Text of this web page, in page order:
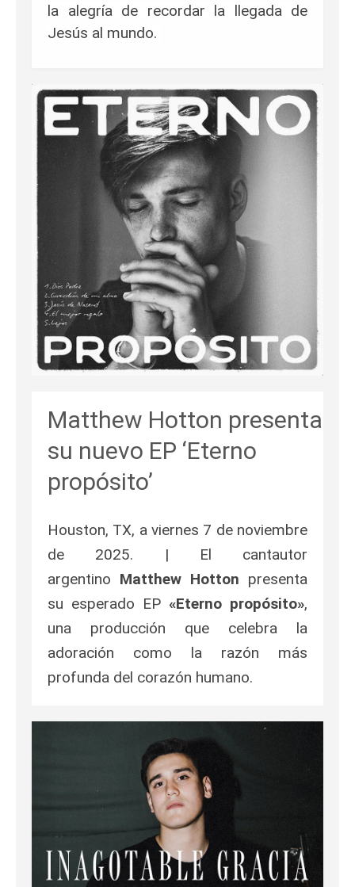
la alegría de recordar la llegada de
Jesús al mundo.
Matthew Hotton presenta
su nuevo EP ‘Eterno
propósito’
Houston, TX, a viernes 7 de noviembre
de 2025. | El cantautor
argentino Matthew Hotton presenta
su esperado EP «Eterno propósito»,
una producción que celebra la
adoración como la razón más
profunda del corazón humano.